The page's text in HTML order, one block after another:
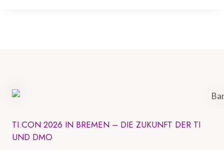
TI.CON 2026 IN BREMEN – DIE ZUKUNFT DER TI
UND DMO